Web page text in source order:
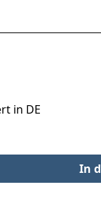
in DE
benutze die
In